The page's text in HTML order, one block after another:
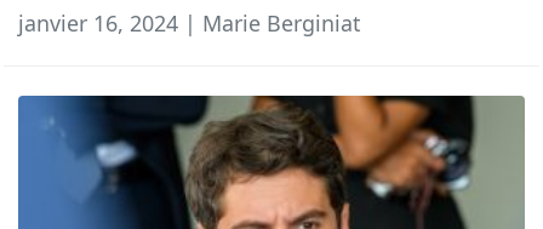
janvier 16, 2024 | Marie Berginiat